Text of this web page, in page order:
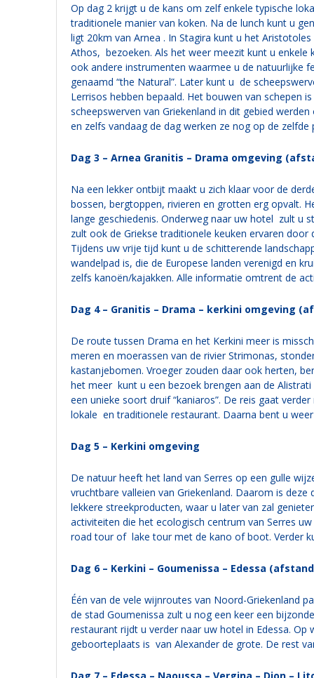
Op dag 2 krijgt u de kans om zelf enkele typische
traditionele manier van koken. Na de lunch kunt u
ligt 20km van Arnea . In Stagira kunt u het
Athos, bezoeken. Als het weer meezit kunt u
ook andere instrumenten waarmee u de natuurlijke
genaamd “the Natural”. Later kunt u de
Lerrisos hebben bepaald. Het bouwen van schepen
scheepswerven van Griekenland in dit gebied
en zelfs vandaag de dag werken ze nog op de
Dag 3 – Arnea Granitis – Drama omgeving
Na een lekker ontbijt maakt u zich klaar voor de
bossen, bergtoppen, rivieren en grotten erg opvalt.
lange geschiedenis. Onderweg naar uw hotel zult
zult ook de Griekse traditionele keuken ervaren
Tijdens uw vrije tijd kunt u de schitterende
wandelpad is, die de Europese landen verenigd en
zelfs kanoën/kajakken. Alle informatie omtrent de
Dag 4 – Granitis – Drama – kerkini omgeving
De route tussen Drama en het Kerkini meer is
meren en moerassen van de rivier Strimonas,
kastanjebomen. Vroeger zouden daar ook herten,
het meer kunt u een bezoek brengen aan de
een unieke soort druif “kaniaros”. De reis gaat
lokale en traditionele restaurant. Daarna bent u
Dag 5 – Kerkini omgeving
De natuur heeft het land van Serres op een gulle
vruchtbare valleien van Griekenland. Daarom is
lekkere streekproducten, waar u later van zal
activiteiten die het ecologisch centrum van Serres
road tour of lake tour met de kano of boot. Verder
Dag 6 – Kerkini – Goumenissa – Edessa
Één van de vele wijnroutes van Noord-Griekenland
de stad Goumenissa zult u nog een keer een
restaurant rijdt u verder naar uw hotel in Edessa.
geboorteplaats is van Alexander de grote. De rest